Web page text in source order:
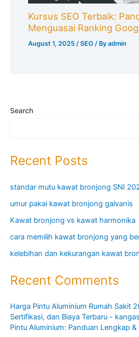
Kursus SEO Terbaik:
Menguasai Ranking
August 1, 2025/SEO / Byadmin
Search
Recent Posts
standar mutu kawat bronjong SNI
umur pakai kawat bronjong galvanis
Kawat bronjong vs kawat harmonika
cara memilih kawat bronjong yang
kelebihan dan kekurangan kawat
Recent Comments
Harga Pintu Aluminium Rumah Sakit
Sertifikasi, dan Biaya Terbaru -
Pintu Aluminium: Panduan Lengkap